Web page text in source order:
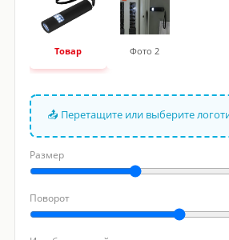
Товар Фото 2
📤 Перетащите или выберите
Размер
Поворот